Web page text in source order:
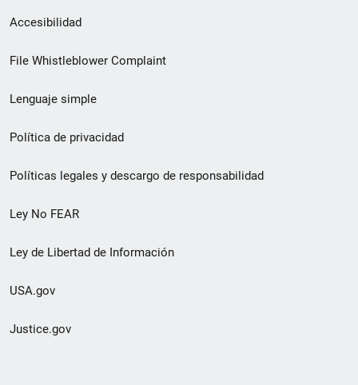
Menú
de
de
pie
de
página
Accesibilidad
File Whistleblower Complaint
Lenguaje simple
Política de privacidad
Políticas legales y descargo de responsabilidad
Ley No FEAR
Ley de Libertad de Información
USA.gov
Justice.gov